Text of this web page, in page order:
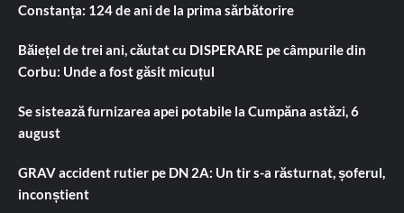
Constanța: 124 de ani de la prima sărbătorire
Băiețel de trei ani, căutat cu DISPERARE pe câmpurile din
Corbu: Unde a fost găsit micuțul
Se sistează furnizarea apei potabile la Cumpăna astăzi, 6
august
GRAV accident rutier pe DN 2A: Un tir s-a răsturnat, șoferul,
inconștient